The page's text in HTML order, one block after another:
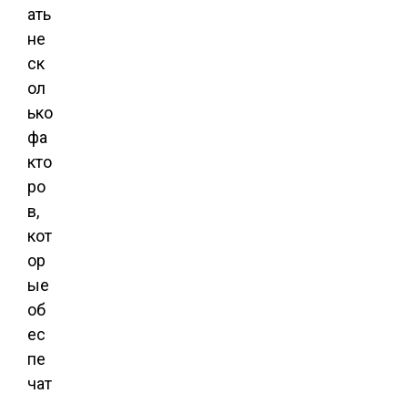
ать
не
ск
ол
ько
фа
кто
ро
в,
кот
ор
ые
об
ес
пе
чат